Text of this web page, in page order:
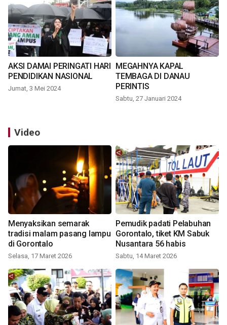
AKSI DAMAI PERINGATI HARI
PENDIDIKAN NASIONAL
Jumat, 3 Mei 2024
MEGAHNYA KAPAL
TEMBAGA DI DANAU
PERINTIS
Sabtu, 27 Januari 2024
Video
Menyaksikan semarak
tradisi malam pasang lampu
di Gorontalo
Selasa, 17 Maret 2026
Pemudik padati Pelabuhan
Gorontalo, tiket KM Sabuk
Nusantara 56 habis
Sabtu, 14 Maret 2026